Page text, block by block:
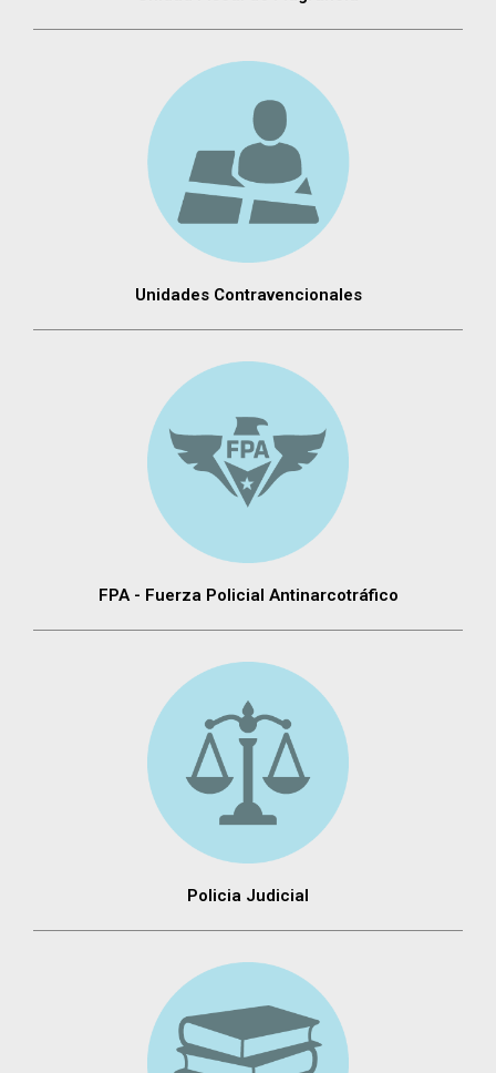
Unidades Contravencionales
FPA - Fuerza Policial Antinarcotráfico
Policia Judicial